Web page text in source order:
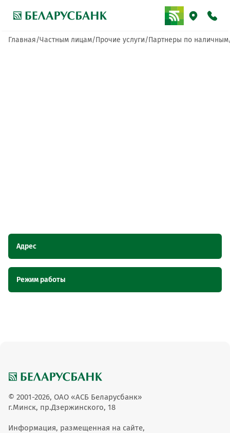
Главная Частным лицам Прочие услуги Партнеры по наличным
Адрес
обслуживания ОТС
Режим работы
© 2001-2026, ОАО «АСБ Беларусбанк»
г.Минск, пр.Дзержинского, 18
Информация, размещенная на сайте,